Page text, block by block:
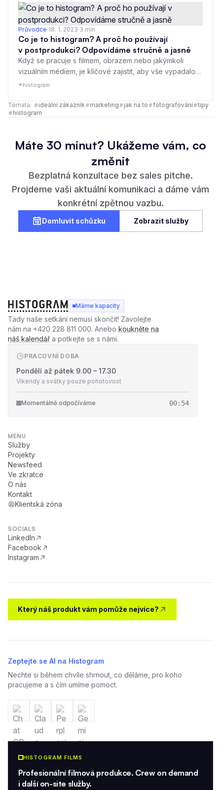
hodnoty ani se učit technické poučky nazpaměť. Stačí
pochopit jednoduchý princip: histogram ukazuje, jak
jsou ve fotografii rozložené tmavé a světlé tóny.
Průvodce·18. 1. 2023·3 min
Co je to histogram? A proč ho používají
v postprodukci? Odpovídáme stručně a jasně
Když se pracuje s filmem, obrazem nebo jakýmkoli
vizuálním médiem, je klíčové zajistit, aby vše vypadalo
co nejlépe. Při úpravě videa často potřebujeme doladit
nástrojů, který nám s tím pomáhá, je histogram. Možná
se vám už někdy při editaci fotografií zobrazil jako graf
filmové postprodukci?
histogram
Témata: ideální zákazník marketing jak na to fotografování
tipy
histogram
Máte 30 minut? Ukážeme vám, co
změnit
Bezplatná konzultace bez sales pitche.
Projdeme vaši aktuální komunikaci a dáme vám
konkrétní zpětnou vazbu.
Domluvit schůzku Zobrazit služby
Máme kapacity
Tady naše setkání nemusí skončit! Zavolejte
nám na +420 228 811 000. Anebo koukněte na
náš kalendář a potkejte se s námi.
PRACOVNÍ DOBA
Pondělí až pátek 9.00 – 17.30
Víkendy a svátky pouze pohotovost
Momentálně odpočíváme 00:54
MENU
Služby
Projekty
Newsfeed
Ve zkratce
O nás
Kontakt
Klientská zóna
SOCIALS
LinkedIn
Facebook
Instagram
Který náš produkt vám pomůže nejvíce?
Zeptejte se AI na Histogram
Nechte si během chvíle shrnout, co děláme, pro koho
pracujeme a s čím umíme pomoct.
HISTOGRAM FILMS
Profesionální filmová produkce. Crew on demand
i další on-site služby.